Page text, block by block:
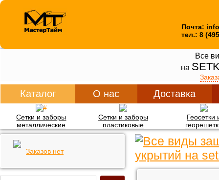
Почта:
тел.: 8
Все
на
Каталог О нас Доставка
Сетки и заборы
металлические
Сетки и заборы
пластиковые
Геосетки
Заказов нет